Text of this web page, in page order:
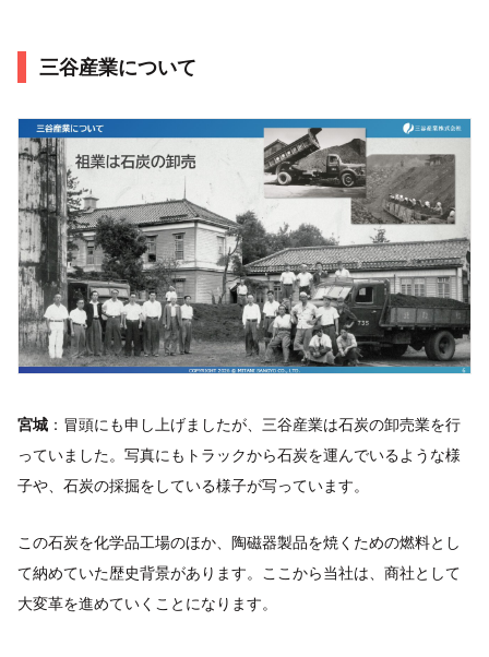
三谷産業について
宮城 ：冒頭にも申し上げましたが、三谷産業は石炭の卸売業を行
っていました。写真にもトラックから石炭を運んでいるような様
子や、石炭の採掘をしている様子が写っています。
この石炭を化学品工場のほか、陶磁器製品を焼くための燃料とし
て納めていた歴史背景があります。ここから当社は、商社として
大変革を進めていくことになります。